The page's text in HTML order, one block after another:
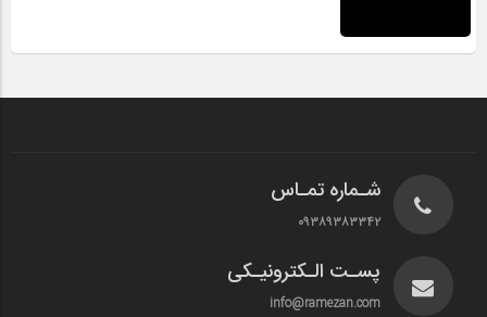
شـماره تمـاس
۰۹۳۸۹۳۸۳۳۴۲
پسـت الـکترونیـکی
info@ramezan.com